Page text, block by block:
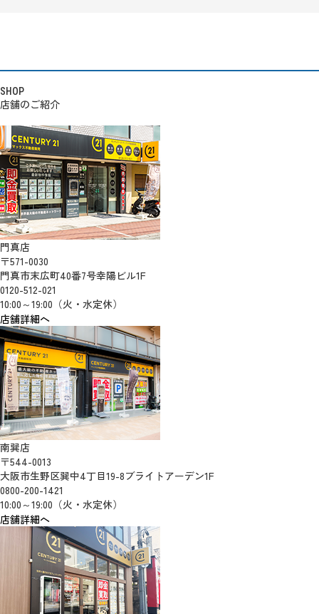
SHOP
店舗のご紹介
門真店
〒571-0030
門真市末広町40番7号幸陽ビル1F
0120-512-021
10:00～19:00（火・水定休）
店舗詳細へ
南巽店
〒544-0013
大阪市生野区巽中4丁目19-8ブライトアーデン1F
0800-200-1421
10:00～19:00（火・水定休）
店舗詳細へ